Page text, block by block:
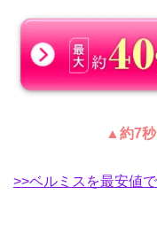
▲約7
>>ベルミスを最安値